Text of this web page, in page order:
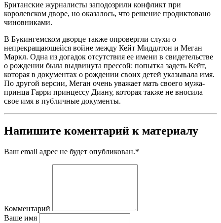
Британские журналисты заподозрили конфликт при
королевском дворе, но оказалось, что решение продиктовано
чиновниками.
В Букингемском дворце также опровергли слухи о
непрекращающейся войне между Кейт Миддлтон и Меган
Маркл. Одна из догадок отсутствия ее имени в свидетельстве
о рождении была выдвинута прессой: попытка задеть Кейт,
которая в документах о рождении своих детей указывала имя.
По другой версии, Меган очень уважает мать своего мужа-
принца Гарри принцессу Диану, которая также не вносила
свое имя в публичные документы.
Напишите коментарий к материалу
Ваш email адрес не будет опубликован.*
Комментарий
Ваше имя